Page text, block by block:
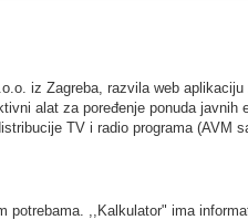
iz Zagreba, razvila web aplikaciju
alat za poređenje ponuda javnih
TV i radio programa (AVM
potrebama. ,,Kalkulator" ima